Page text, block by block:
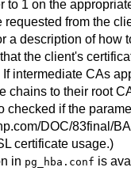
to 1 on the
from the
a description of how
the client's
intermediate CAs
chains to their root
checked if the
DOC/83final/
certificate usage.)
in pg_hba.conf is